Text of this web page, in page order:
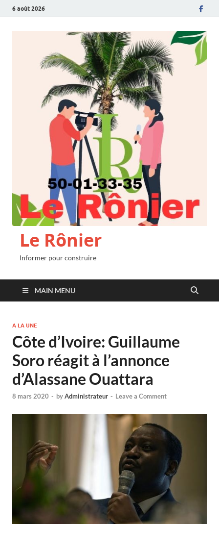
6 août 2026
Le Rônier
Informer pour construire
MAIN MENU
A LA UNE
Côte d’Ivoire: Guillaume
Soro réagit à l’annonce
d’Alassane Ouattara
8 mars 2020 - byAdministrateur - Leave a Comment